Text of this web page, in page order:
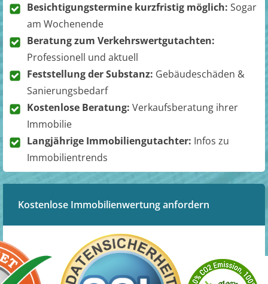
Besichtigungstermine kurzfristig möglich: Sogar
am Wochenende
Beratung zum Verkehrswertgutachten:
Professionell und aktuell
Feststellung der Substanz: Gebäudeschäden &
Sanierungsbedarf
Kostenlose Beratung: Verkaufsberatung ihrer
Immobilie
Langjährige Immobiliengutachter: Infos zu
Immobilientrends
Kostenlose Immobilienwertung anfordern